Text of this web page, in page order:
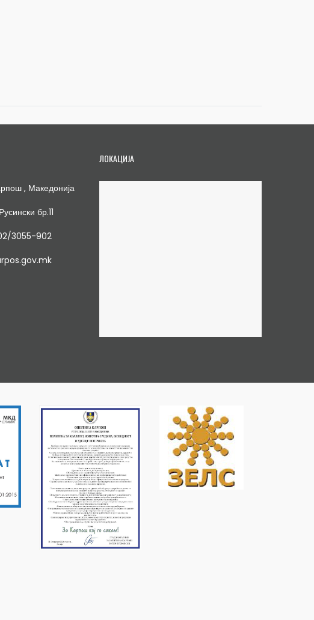
, Македонија
бр.11
3055-902
ЛОКАЦИЈА